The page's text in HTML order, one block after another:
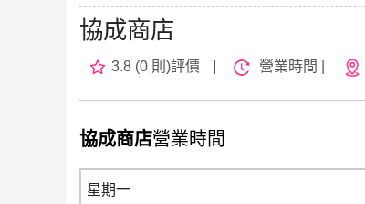
協成商店
3.8 (0 則)評價 營業時間 |
協成商店營業時間
星期一